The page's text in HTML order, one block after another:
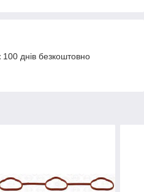
днів безкоштовно